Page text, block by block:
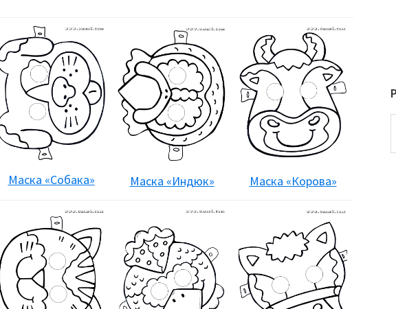
Маска «Собака» Маска «Индюк» Маска «Корова»